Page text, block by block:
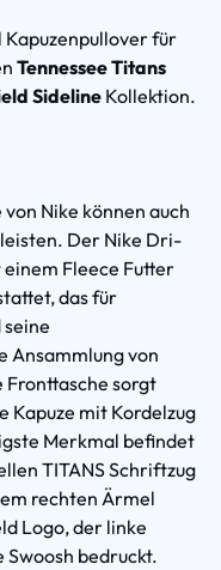
für
Tennessee Titans
Sideline Kollektion.
Nike können auch
Der Nike Dri-
Fleece Futter
das für
Ansammlung von
sorgt
Kapuze mit Kordelzug
Merkmal befindet
TITANS Schriftzug
rechten Ärmel
Logo, der linke
bedruckt.